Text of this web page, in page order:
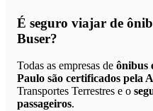
É seguro viajar de
Buser?
Todas as empresas de ônibus
Paulo são certificados pela
Transportes Terrestres e o
passageiros.